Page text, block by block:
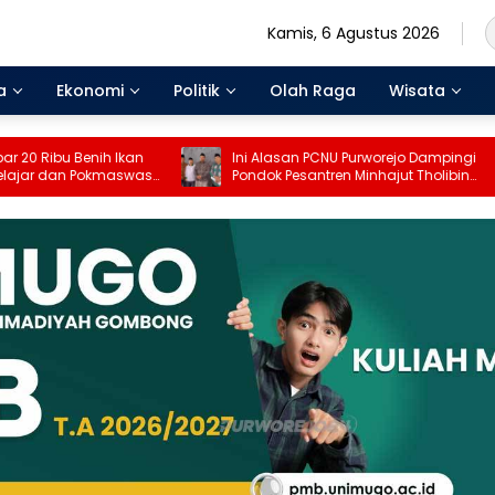
Kamis, 6 Agustus 2026
Ekonomi Politik Olah Raga Wisata
Ini Alasan PCNU Purworejo Dampingi
Pondok Pesantren Minhajut Tholibin
Tempuh Penyelesaian Hukum